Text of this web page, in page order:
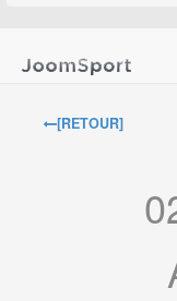
[RETOUR]